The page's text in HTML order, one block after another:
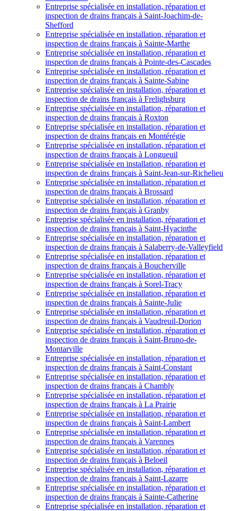
Entreprise spécialisée en installation, réparation et
inspection de drains français à Saint-Joachim-de-
Shefford
Entreprise spécialisée en installation, réparation et
inspection de drains français à Sainte-Marthe
Entreprise spécialisée en installation, réparation et
inspection de drains français à Pointe-des-Cascades
Entreprise spécialisée en installation, réparation et
inspection de drains français à Sainte-Sabine
Entreprise spécialisée en installation, réparation et
inspection de drains français à Frelighsburg
Entreprise spécialisée en installation, réparation et
inspection de drains français à Roxton
Entreprise spécialisée en installation, réparation et
inspection de drains français en Montérégie
Entreprise spécialisée en installation, réparation et
inspection de drains français à Longueuil
Entreprise spécialisée en installation, réparation et
inspection de drains français à Saint-Jean-sur-Richelieu
Entreprise spécialisée en installation, réparation et
inspection de drains français à Brossard
Entreprise spécialisée en installation, réparation et
inspection de drains français à Granby
Entreprise spécialisée en installation, réparation et
inspection de drains français à Saint-Hyacinthe
Entreprise spécialisée en installation, réparation et
inspection de drains français à Salaberry-de-Valleyfield
Entreprise spécialisée en installation, réparation et
inspection de drains français à Boucherville
Entreprise spécialisée en installation, réparation et
inspection de drains français à Sorel-Tracy
Entreprise spécialisée en installation, réparation et
inspection de drains français à Sainte-Julie
Entreprise spécialisée en installation, réparation et
inspection de drains français à Vaudreuil-Dorion
Entreprise spécialisée en installation, réparation et
inspection de drains français à Saint-Bruno-de-
Montarville
Entreprise spécialisée en installation, réparation et
inspection de drains français à Saint-Constant
Entreprise spécialisée en installation, réparation et
inspection de drains français à Chambly
Entreprise spécialisée en installation, réparation et
inspection de drains français à La Prairie
Entreprise spécialisée en installation, réparation et
inspection de drains français à Saint-Lambert
Entreprise spécialisée en installation, réparation et
inspection de drains français à Varennes
Entreprise spécialisée en installation, réparation et
inspection de drains français à Beloeil
Entreprise spécialisée en installation, réparation et
inspection de drains français à Saint-Lazarre
Entreprise spécialisée en installation, réparation et
inspection de drains français à Sainte-Catherine
Entreprise spécialisée en installation, réparation et